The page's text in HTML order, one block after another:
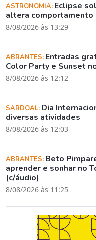
ASTRONOMIA: Eclipse
altera comportamento
8/08/2026 às 13:29
ABRANTES: Entradas
Color Party e Sunset
8/08/2026 às 12:12
SARDOAL: Dia
diversas atividades
8/08/2026 às 12:03
ABRANTES: Beto
aprender e sonhar no
(c/áudio)
8/08/2026 às 11:25